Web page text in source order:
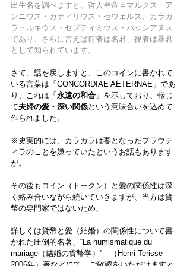
出生名を調べますと、哲人皇帝＝マルクス・ア
ンニウス・カティリウス・セウェルス、カラカ
ラ＝ルキウス・セプティミウス・バッシアヌス
であり、さらに言えば前者は名君、後者は暴君
として知られています。
さて、話を戻しますと、このコインに書かれて
いる言葉は「CONCORDIAE AETERNAE 」であ
り、これは「永遠の和合 」を示しており、転じ
て夫婦の愛・深い関係という意味合いを込めて
作られ ました。
※史実的には、カラカラは妻となったプラウテ
ィラのことを嫌っていたというお話もあります
が。
その後もコイン（トークン）と愛の関係性は深
く絡み合いながら続いていきますが、当方は貨
幣の専門家ではないため、
詳しくは貨幣と愛（結婚）の関係性について書
かれた圧倒的名著、“La numismatique du
mariage（結婚の貨幣学）”　（Henri Terisse